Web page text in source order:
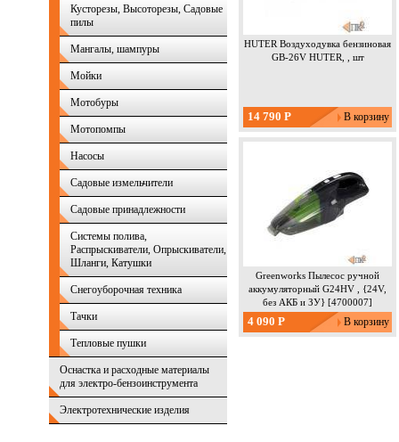
Кусторезы, Высоторезы, Садовые
пилы
Мангалы, шампуры
Мойки
Мотобуры
Мотопомпы
Насосы
Садовые измельчители
Садовые принадлежности
Системы полива,
Распрыскиватели, Опрыскиватели,
Шланги, Катушки
Снегоуборочная техника
Тачки
Тепловые пушки
Оснастка и расходные материалы
для электро-бензоинструмента
Электротехнические изделия
HUTER Воздуходувка бензиновая
GB-26V HUTER, , шт
14 790 Р
Greenworks Пылесос ручной
аккумуляторный G24HV , {24V,
без АКБ и ЗУ} [4700007]
4 090 Р
Извините,